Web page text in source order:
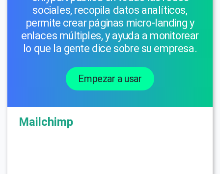
sociales, recopila datos analíticos,
permite crear páginas micro-landing y
enlaces múltiples, y ayuda a monitorear
lo que la gente dice sobre su empresa.
Empezar a usar
Mailchimp